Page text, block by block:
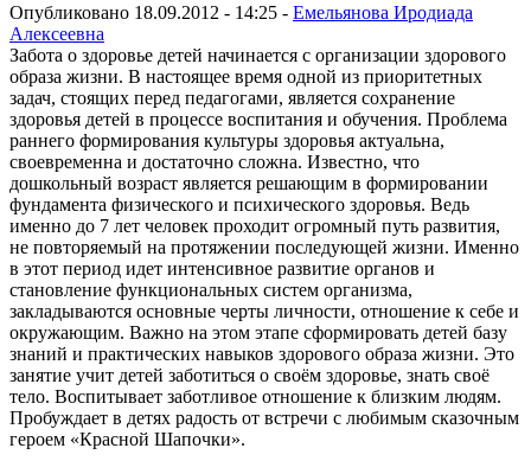
Опубликовано 18.09.2012 - 14:25 - Емельянова Иродиада
Алексеевна
Забота о здоровье детей начинается с организации здорового
образа жизни. В настоящее время одной из приоритетных
задач, стоящих перед педагогами, является сохранение
здоровья детей в процессе воспитания и обучения. Проблема
раннего формирования культуры здоровья актуальна,
своевременна и достаточно сложна. Известно, что
дошкольный возраст является решающим в формировании
фундамента физического и психического здоровья. Ведь
именно до 7 лет человек проходит огромный путь развития,
не повторяемый на протяжении последующей жизни. Именно
в этот период идет интенсивное развитие органов и
становление функциональных систем организма,
закладываются основные черты личности, отношение к себе и
окружающим. Важно на этом этапе сформировать детей базу
знаний и практических навыков здорового образа жизни. Это
занятие учит детей заботиться о своём здоровье, знать своё
тело. Воспитывает заботливое отношение к близким людям.
Пробуждает в детях радость от встречи с любимым сказочным
героем «Красной Шапочки».